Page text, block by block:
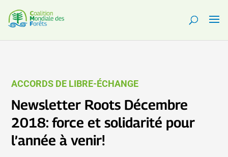
ACCORDS DE LIBRE-ÉCHANGE
Newsletter Roots Décembre
2018: force et solidarité pour
l’année à venir!